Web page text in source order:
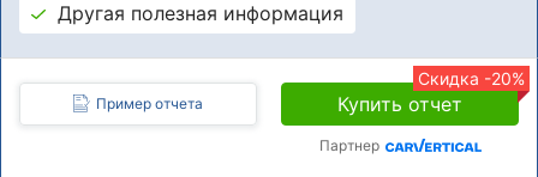
Другая полезная информация
Пример отчета
Скидка -20%
Купить отчет
Партнер